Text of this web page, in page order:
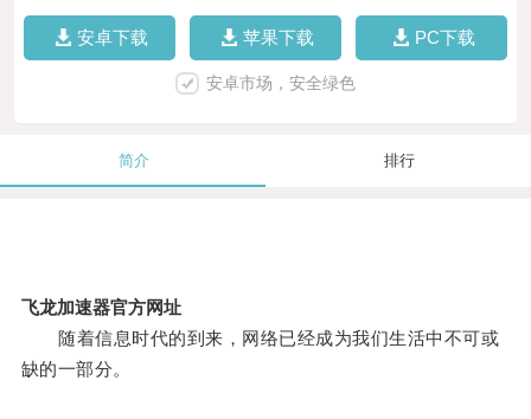
安卓下载 苹果下载 PC下载
安卓市场，安全绿色
简介 排行
飞龙加速器官方网址
随着信息时代的到来，网络已经成为我们生活中不可或
缺的一部分。